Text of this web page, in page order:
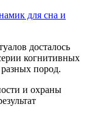
для сна и
досталось
когнитивных
разных пород.
и охраны